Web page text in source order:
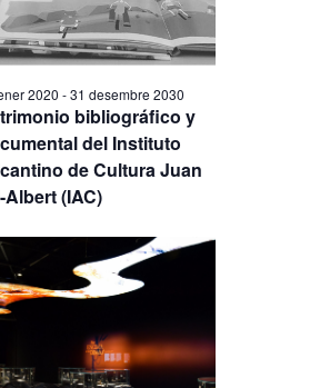
bibliográfico y
del Instituto
de Cultura Juan
Albert (IAC)
2020 -31 desembre 2030